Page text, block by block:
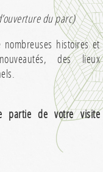
du parc)
histoires et
des lieux
partie de votre visite